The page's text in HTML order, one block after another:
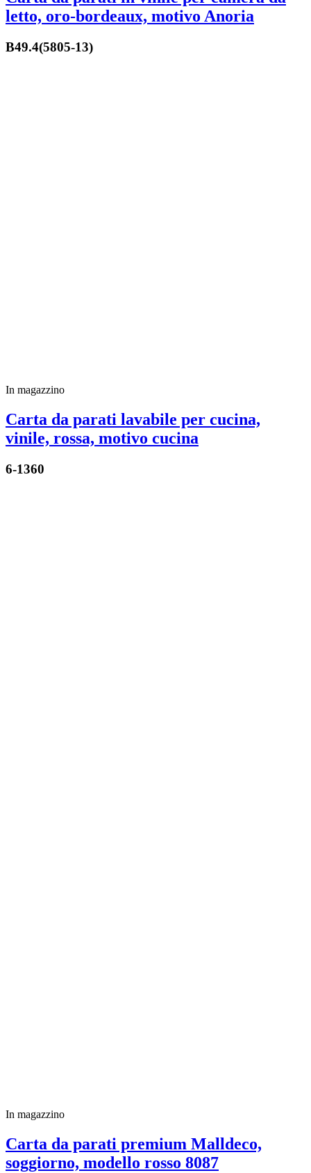
letto, oro-bordeaux, motivo Anoria
B49.4(5805-13)
In magazzino
Carta da parati lavabile per cucina,
vinile, rossa, motivo cucina
6-1360
In magazzino
Carta da parati premium Malldeco,
soggiorno, modello rosso 8087